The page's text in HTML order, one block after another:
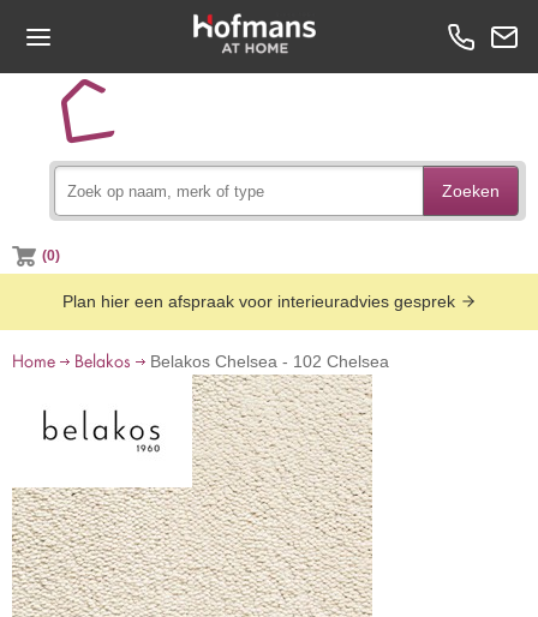
Zoeken
(0)
Plan hier een afspraak voor interieuradvies gesprek
Home Belakos Belakos Chelsea - 102 Chelsea